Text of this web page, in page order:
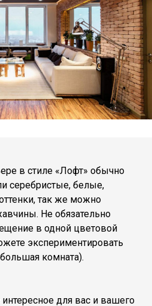
в стиле «Лофт» обычно
серебристые, белые,
так же можно
Не обязательно
в одной цветовой
экспериментировать
комната).
интересное для вас и вашего